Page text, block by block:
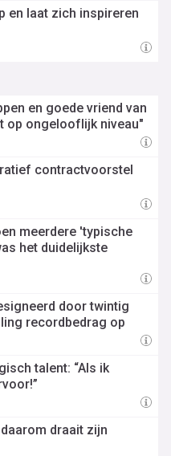
en laat zich inspireren
en goede vriend van
op ongelooflijk niveau"
contractvoorstel
meerdere 'typische
het duidelijkste
door twintig
recordbedrag op
talent: “Als ik
draait zijn